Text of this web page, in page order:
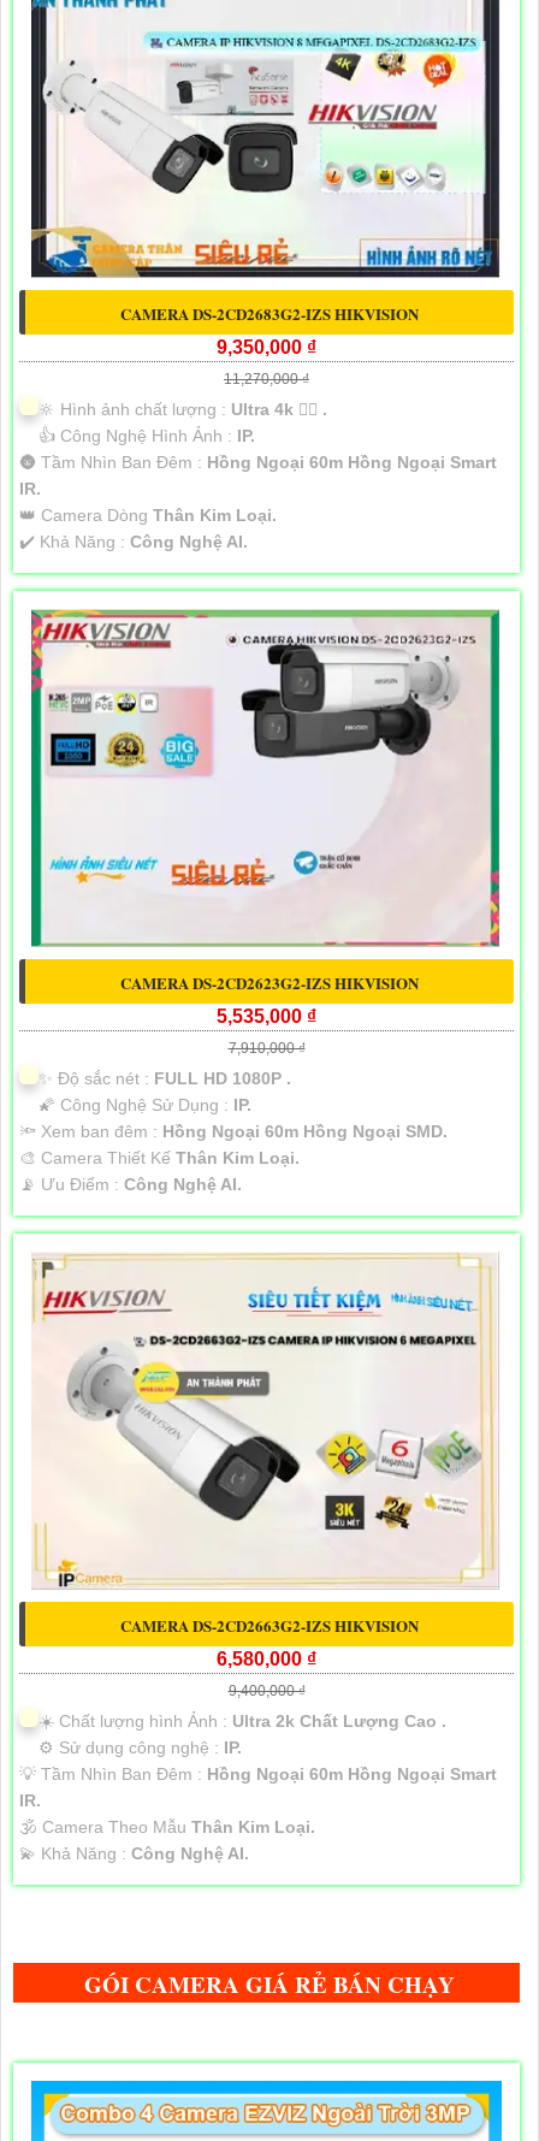
CAMERA DS-2CD2683G2-IZS HIKVISION
9,350,000 ₫
11,270,000 ₫
🔆 Hình ảnh chất lượng : Ultra 4k 👍🏾 .
👍 Công Nghệ Hình Ảnh : IP.
🌚 Tầm Nhìn Ban Đêm : Hồng Ngoại 60m Hồng Ngoại Smart
IR.
👑 Camera Dòng Thân Kim Loại.
️✔️ Khả Năng : Công Nghệ AI.
CAMERA DS-2CD2623G2-IZS HIKVISION
5,535,000 ₫
7,910,000 ₫
✨ Độ sắc nét : FULL HD 1080P .
🌠 Công Nghệ Sử Dụng : IP.
🔦 Xem ban đêm : Hồng Ngoại 60m Hồng Ngoại SMD.
🎨 Camera Thiết Kế Thân Kim Loại.
️📡 Ưu Điểm : Công Nghệ AI.
CAMERA DS-2CD2663G2-IZS HIKVISION
6,580,000 ₫
9,400,000 ₫
☀️ Chất lượng hình Ảnh : Ultra 2k Chất Lượng Cao .
⚙ Sử dụng công nghệ : IP.
💡 Tầm Nhìn Ban Đêm : Hồng Ngoại 60m Hồng Ngoại Smart
IR.
🕉️ Camera Theo Mẫu Thân Kim Loại.
️💫 Khả Năng : Công Nghệ AI.
GÓI CAMERA GIÁ RẺ BÁN CHẠY